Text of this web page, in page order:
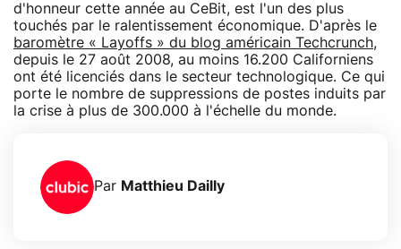
d'honneur cette année au CeBit, est l'un des plus
touchés par le ralentissement économique. D'après le
baromètre « Layoffs » du blog américain Techcrunch,
depuis le 27 août 2008, au moins 16.200 Californiens
ont été licenciés dans le secteur technologique. Ce qui
porte le nombre de suppressions de postes induits par
la crise à plus de 300.000 à l'échelle du monde.
Par Matthieu Dailly